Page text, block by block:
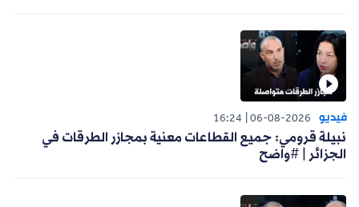
فيديو 06-08-2026
16:24
نبيلة قرومي: جميع القطاعات معنية بمجازر الطرقات في
الجزائر | #واضح